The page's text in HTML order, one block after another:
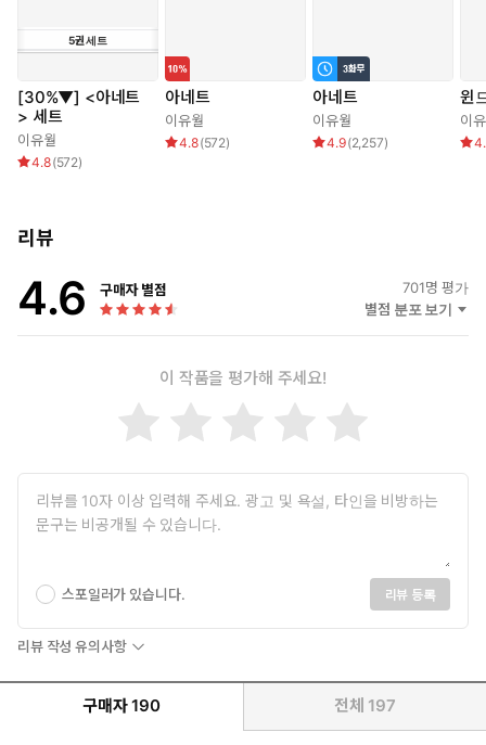
5권세트
[30%▼] <아네트
> 세트
이유월
4.8(572)
아네트
이유월
4.8(572)
아네트
이유월
4.9(2,257)
윈
이
리뷰
4.6 구매자 별점 701명 평가
별점 분포 보기
이 작품을 평가해 주세요!
스포일러가 있습니다. 리뷰 등록
리뷰 작성 유의사항
구매자 190 전체 197